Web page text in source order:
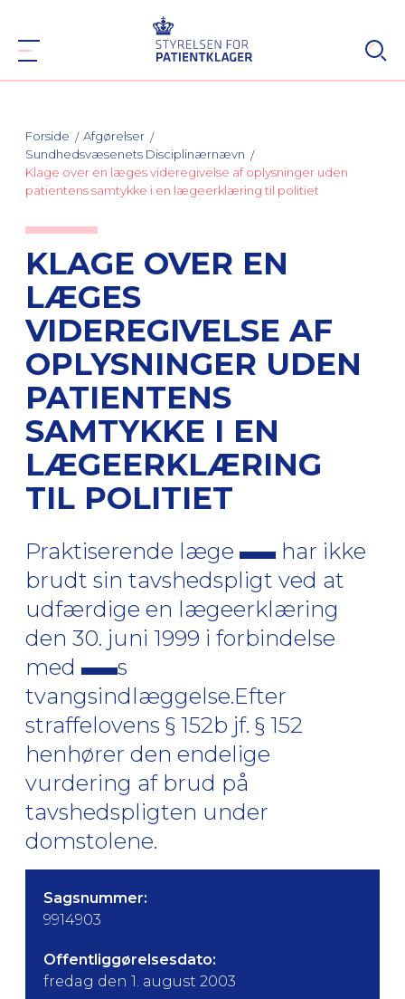
Forside
Afgørelser
Sundhedsvæsenets Disciplinærnævn
Klage over en læges videregivelse af oplysninger uden
patientens samtykke i en lægeerklæring til politiet
KLAGE OVER EN
LÆGES
VIDEREGIVELSE AF
OPLYSNINGER UDEN
PATIENTENS
SAMTYKKE I EN
LÆGEERKLÆRING
TIL POLITIET
Praktiserende læge
har ikke
brudt sin tavshedspligt ved at
udfærdige en lægeerklæring
den 30. juni 1999 i forbindelse
med
s
tvangsindlæggelse.Efter
straffelovens § 152b jf. § 152
henhører den endelige
vurdering af brud på
tavshedspligten under
domstolene.
Sagsnummer:
9914903
Offentliggørelsesdato:
fredag den 1. august 2003